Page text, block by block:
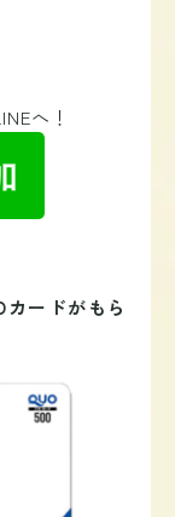
へ！
カードがもら